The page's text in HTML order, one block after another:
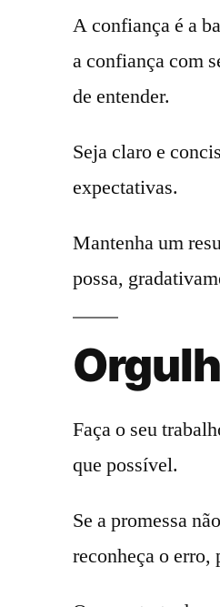
A confiança é a
a confiança com
de entender.
Seja claro e
expectativas.
Mantenha um
possa,
Faça o seu
que possível.
Se a promessa
reconheça o erro,